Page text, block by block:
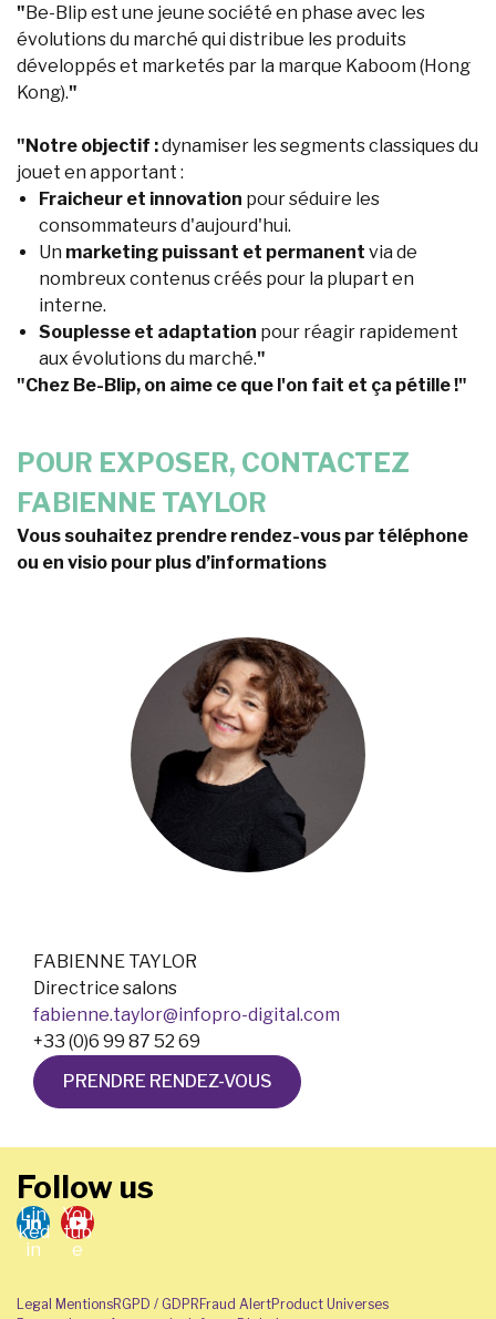
"Be-Blip est une jeune société en phase avec les
évolutions du marché qui distribue les produits
développés et marketés par la marque Kaboom (Hong
Kong)."
"Notre objectif :dynamiser les segments classiques du
jouet en apportant :
Fraicheur et innovation pour séduire les
consommateurs d'aujourd'hui.
Un marketing puissant et permanent via de
nombreux contenus créés pour la plupart en
interne.
Souplesse et adaptation pour réagir rapidement
aux évolutions du marché."
"Chez Be-Blip, on aime ce que l'on fait et ça pétille !"
POUR EXPOSER, CONTACTEZ
FABIENNE TAYLOR
Vous souhaitez prendre rendez-vous par téléphone
ou en visio pour plus d’informations
FABIENNE TAYLOR
Directrice salons
fabienne.taylor@infopro-digital.com
+33 (0)6 99 87 52 69
PRENDRE RENDEZ-VOUS
Follow us
Lin
ked
in
You
tub
e
Legal MentionsRGPD / GDPR Fraud AlertProduct Universes